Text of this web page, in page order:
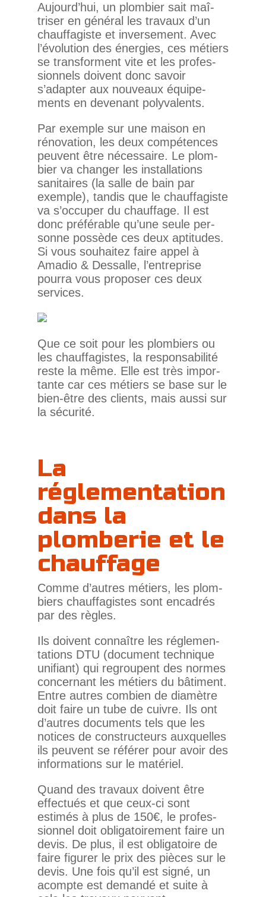
Aujourd’hui, un plom­bier sait maî­
triser en général les tra­vaux d’un
chauf­fa­giste et inver­se­ment. Avec
l’évolution des éner­gies, ces métiers
se trans­forment vite et les pro­fes­
sion­nels doivent donc savoir
s’adapter aux nou­veaux équi­pe­
ments en deve­nant polyvalents.
Par exemple sur une maison en
réno­va­tion, les deux com­pé­tences
peuvent être néces­saire. Le plom­
bier va changer les ins­tal­la­tions
sani­taires (la salle de bain par
exemple), tandis que le chauf­fa­giste
va s’occuper du chauf­fage. Il est
donc pré­fé­rable qu’une seule per­
sonne pos­sède ces deux apti­tudes.
Si vous sou­haitez faire appel à
Amadio & Des­salle, l’entreprise
pourra vous pro­poser ces deux
services.
Que ce soit pour les plom­biers ou
les chauf­fa­gistes, la res­pon­sa­bi­lité
reste la même. Elle est très impor­
tante car ces métiers se base sur le
bien-être des clients, mais aussi sur
la sécurité.
La
réglementation
dans la
plomberie et le
chauffage
Comme d’autres métiers, les plom­
biers chauf­fa­gistes sont enca­drés
par des règles.
Ils doivent connaître les régle­men­
ta­tions DTU (docu­ment tech­nique
uni­fiant) qui regroupent des normes
concer­nant les métiers du bâti­ment.
Entre autres com­bien de dia­mètre
doit faire un tube de cuivre. Ils ont
d’autres docu­ments tels que les
notices de construc­teurs aux­quelles
ils peuvent se référer pour avoir des
infor­ma­tions sur le matériel.
Quand des tra­vaux doivent être
effec­tués et que ceux-ci sont
estimés à plus de 150€, le pro­fes­
sionnel doit obli­ga­toi­re­ment faire un
devis. De plus, il est obli­ga­toire de
faire figurer le prix des pièces sur le
devis. Une fois qu’il est signé, un
acompte est demandé et suite à